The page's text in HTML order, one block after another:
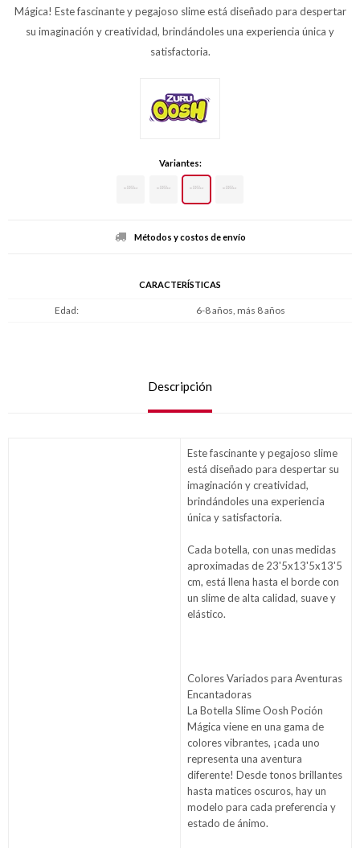
Mágica! Este fascinante y pegajoso slime está diseñado para despertar
su imaginación y creatividad, brindándoles una experiencia única y
satisfactoria.
Variantes:
Métodos y costos de envío
CARACTERÍSTICAS
Edad 6-8 años, más 8 años
Descripción
Este fascinante y pegajoso slime
está diseñado para despertar su
imaginación y creatividad,
brindándoles una experiencia
única y satisfactoria.
Cada botella, con unas medidas
aproximadas de 23'5x13'5x13'5
cm, está llena hasta el borde con
un slime de alta calidad, suave y
elástico.
Colores Variados para Aventuras
Encantadoras
La Botella Slime Oosh Poción
Mágica viene en una gama de
colores vibrantes, ¡cada uno
representa una aventura
diferente! Desde tonos brillantes
hasta matices oscuros, hay un
modelo para cada preferencia y
estado de ánimo.